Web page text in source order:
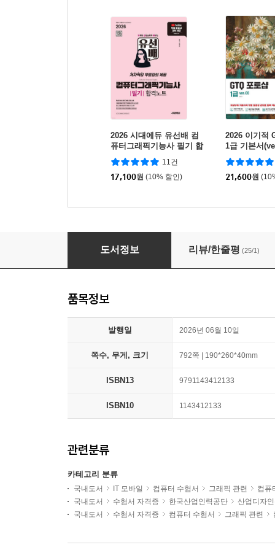
2026 시대에듀 유선배 컴
퓨터그래픽기능사 필기 합
격노트
11건
17,100원 (10% 할인)
2026 이기적
1급 기본서
21,600원
2026 시대에듀 유선배 컴퓨터그래픽기능사 실
도서정보 리뷰/한줄평 (25/1)
품목정보
발행일 2026년 06월 10일
쪽수, 무게, 크기 792쪽 | 190*260*40mm
ISBN13 9791143412133
ISBN10 1143412133
관련분류
카테고리 분류
국내도서 IT 모바일 컴퓨터 수험서 그래픽 관련
컴퓨
국내도서
수험서 자격증 한국산업인력공단
산업디자
국내도서
수험서 자격증 컴퓨터 수험서 그래픽 관련